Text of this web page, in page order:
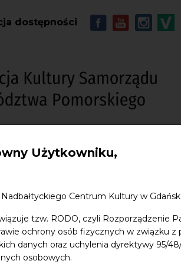
Użytkowniku,
Centrum Kultury w
tzw. RODO, czyli Rozporządzenie
ochrony osób fizycznych w związku
danych oraz uchylenia dyrektywy 95/
osobowych.
dostępności MENU -
Sklep